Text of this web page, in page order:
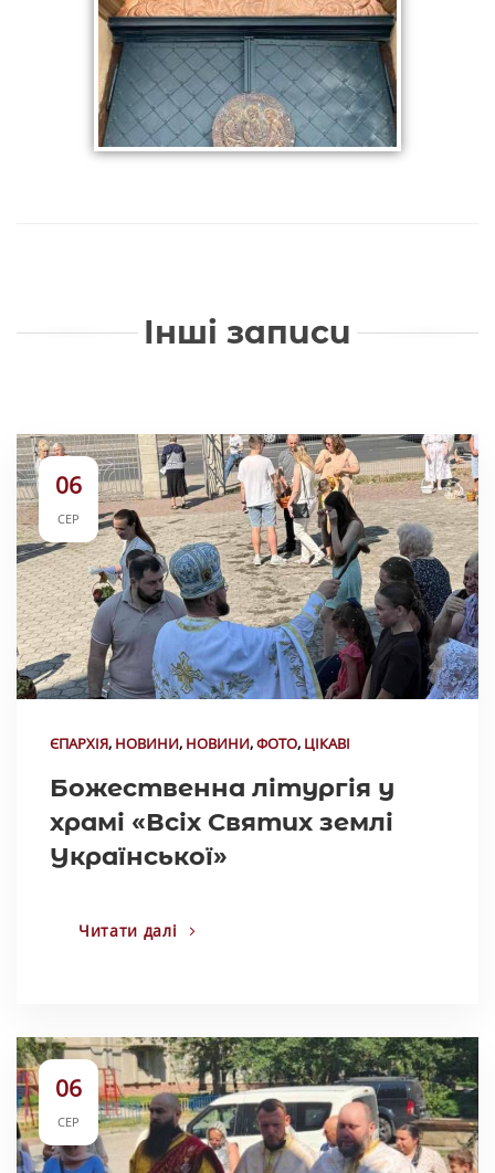
Інші записи
06
СЕР
ЄПАРХІЯ, НОВИНИ, НОВИНИ,ФОТО, ЦІКАВІ
Божественна літургія у
храмі «Всіх Святих землі
Української»
Читати далі
06
СЕР